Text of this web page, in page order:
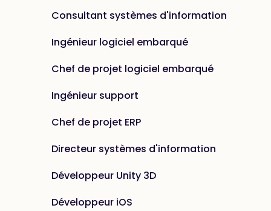
Consultant systèmes d'information
Ingénieur logiciel embarqué
Chef de projet logiciel embarqué
Ingénieur support
Chef de projet ERP
Directeur systèmes d'information
Développeur Unity 3D
Développeur iOS